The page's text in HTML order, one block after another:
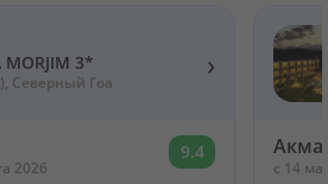
MORJIM 3*
Северный Гоа ›
2026
9.4
c 14